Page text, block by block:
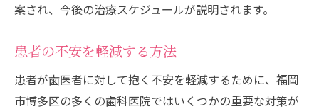
案され、今後の治療スケジュールが説明されます。
患者の不安を軽減する方法
患者が歯医者に対して抱く不安を軽減するために、福岡
市博多区の多くの歯科医院ではいくつかの重要な対策が